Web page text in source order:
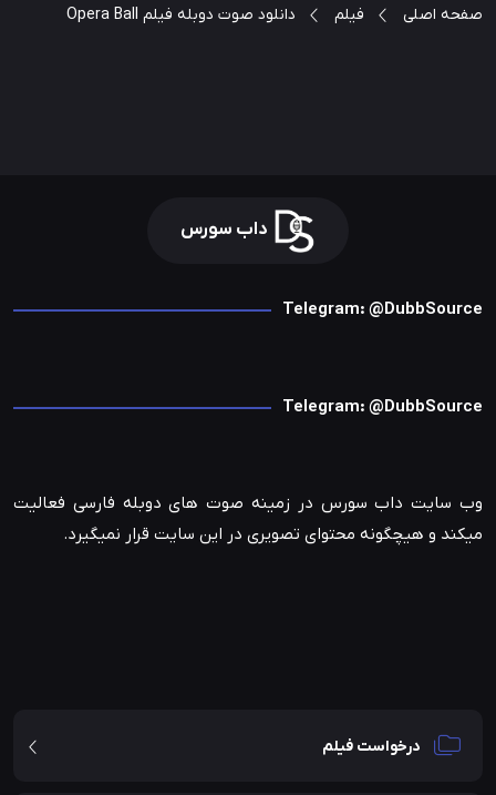
صفحه اصلی فیلم دانلود صوت دوبله فیلم Opera Ball
داب سورس
Telegram: @DubbSource
Telegram: @DubbSource
وب سایت داب سورس در زمینه صوت های دوبله فارسی فعالیت
میکند و هیچگونه محتوای تصویری در این سایت قرار نمیگیرد.
درخواست فیلم